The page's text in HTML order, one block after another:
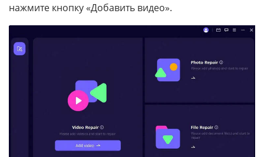
нажмите кнопку «Добавить видео».